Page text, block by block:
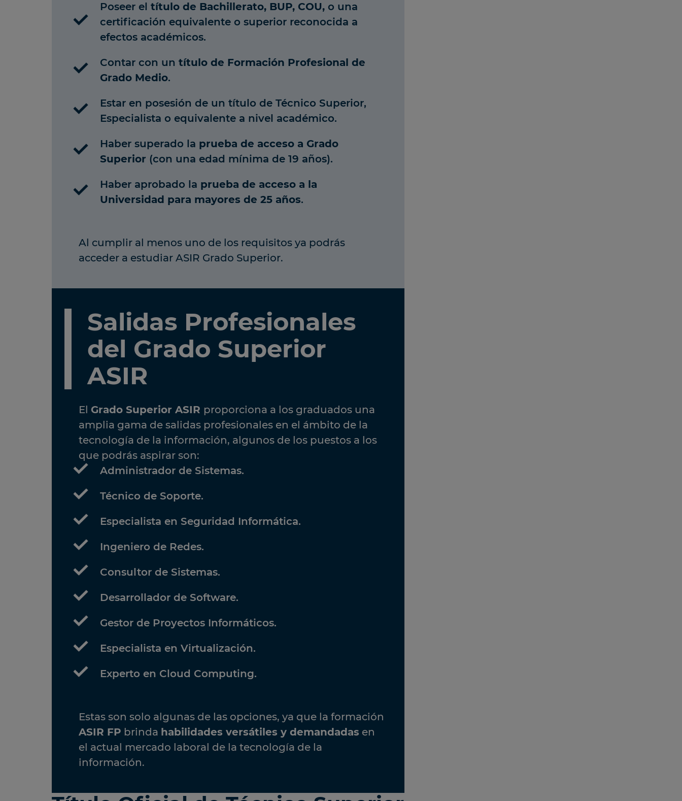
Poseer el título de Bachillerato, BUP, COU, o una
certificación equivalente o superior reconocida a
efectos académicos.
Contar con un título de Formación Profesional de
Grado Medio.
Estar en posesión de un título de Técnico Superior,
Especialista o equivalente a nivel académico.
Haber superado la prueba de acceso a Grado
Superior (con una edad mínima de 19 años).
Haber aprobado la prueba de acceso a la
Universidad para mayores de 25 años.
Al cumplir al menos uno de los requisitos ya podrás
acceder a estudiar ASIR Grado Superior.
Salidas Profesionales
del Grado Superior
ASIR
El Grado Superior ASIR proporciona a los graduados una
amplia gama de salidas profesionales en el ámbito de la
tecnología de la información, algunos de los puestos a los
que podrás aspirar son:
Administrador de Sistemas.
Técnico de Soporte.
Especialista en Seguridad Informática.
Ingeniero de Redes.
Consultor de Sistemas.
Desarrollador de Software.
Gestor de Proyectos Informáticos.
Especialista en Virtualización.
Experto en Cloud Computing.
Estas son solo algunas de las opciones, ya que la formación
ASIR FP brinda habilidades versátiles y demandadas en
el actual mercado laboral de la tecnología de la
información.